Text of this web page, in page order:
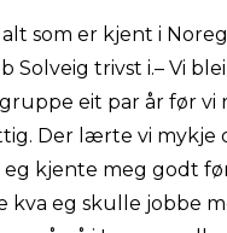
som er kjent i
Solveig trivst i.– Vi
eit par år før vi
Der lærte vi mykje
kjente meg godt
kva eg skulle jobbe